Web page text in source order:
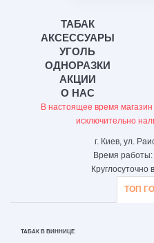
ТАБАК
АКСЕССУАРЫ
УГОЛЬ
ОДНОРАЗКИ
АКЦИИ
О НАС
В настоящее время
исключительно
г. Киев, ул.
Время работы:
ТОП
ТАБАК В ВИННИЦЕ